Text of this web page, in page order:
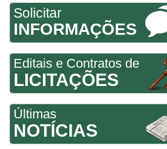
Solicitar
INFORMAÇÕES
Editais e Contratos de
LICITAÇÕES
Últimas
NOTÍCIAS